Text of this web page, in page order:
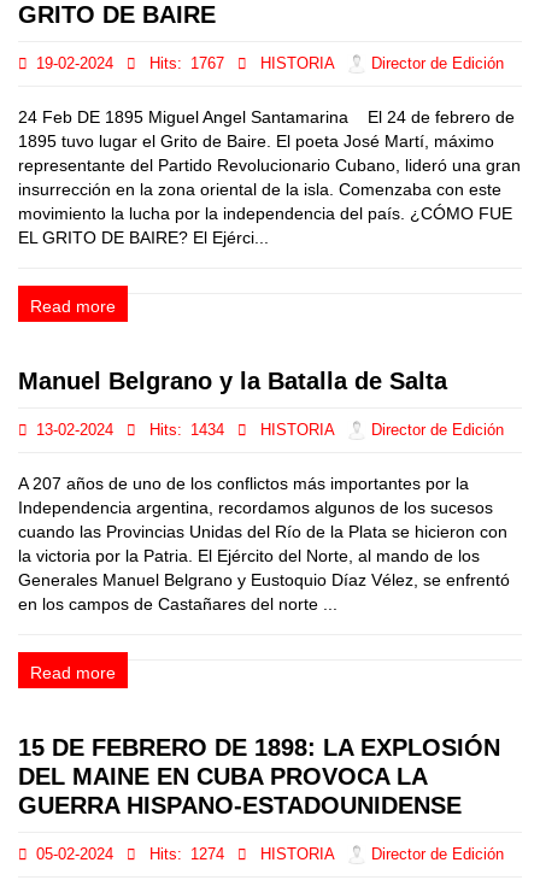
GRITO DE BAIRE
19-02-2024 Hits: 1767 HISTORIA Director de Edición
24 Feb DE 1895 Miguel Angel Santamarina El 24 de febrero de
1895 tuvo lugar el Grito de Baire. El poeta José Martí, máximo
representante del Partido Revolucionario Cubano, lideró una gran
insurrección en la zona oriental de la isla. Comenzaba con este
movimiento la lucha por la independencia del país. ¿CÓMO FUE
EL GRITO DE BAIRE? El Ejérci...
Read more
Manuel Belgrano y la Batalla de Salta
13-02-2024 Hits: 1434 HISTORIA Director de Edición
A 207 años de uno de los conflictos más importantes por la
Independencia argentina, recordamos algunos de los sucesos
cuando las Provincias Unidas del Río de la Plata se hicieron con
la victoria por la Patria. El Ejército del Norte, al mando de los
Generales Manuel Belgrano y Eustoquio Díaz Vélez, se enfrentó
en los campos de Castañares del norte ...
Read more
15 DE FEBRERO DE 1898: LA EXPLOSIÓN
DEL MAINE EN CUBA PROVOCA LA
GUERRA HISPANO-ESTADOUNIDENSE
05-02-2024 Hits: 1274 HISTORIA Director de Edición